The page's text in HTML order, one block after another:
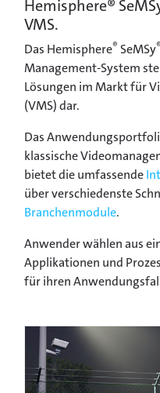
Hemisphere®
VMS.
Das Hemisphere® SeMSy®
Management-System
Lösungen im Markt für
(VMS) dar.
Das
klassische
bietet die umfassende
über verschiedenste
Branchenmodule.
Anwender wählen aus
Applikationen und
für ihren